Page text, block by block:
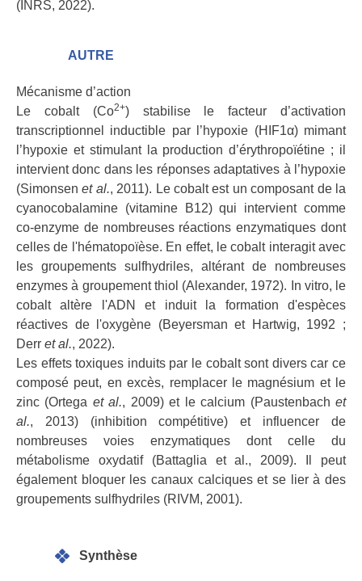
(INRS, 2022).
AUTRE
Mécanisme d’action
Le cobalt (Co2+) stabilise le facteur d’activation
transcriptionnel inductible par l’hypoxie (HIF1α) mimant
l’hypoxie et stimulant la production d’érythropoïétine ; il
intervient donc dans les réponses adaptatives à l’hypoxie
(Simonsenet al., 2011). Le cobalt est un composant de la
cyanocobalamine (vitamine B12) qui intervient comme
co-enzyme de nombreuses réactions enzymatiques dont
celles de l'hématopoïèse. En effet, le cobalt interagit avec
les groupements sulfhydriles, altérant de nombreuses
enzymes à groupement thiol (Alexander, 1972). In vitro, le
cobalt altère l'ADN et induit la formation d'espèces
réactives de l'oxygène (Beyersman et Hartwig, 1992 ;
Derr et al., 2022).
Les effets toxiques induits par le cobalt sont divers car ce
composé peut, en excès, remplacer le magnésium et le
zinc (Ortega et al., 2009) et le calcium (Paustenbachet
al., 2013) (inhibition compétitive) et influencer de
nombreuses voies enzymatiques dont celle du
métabolisme oxydatif (Battaglia et al., 2009). Il peut
également bloquer les canaux calciques et se lier à des
groupements sulfhydriles (RIVM, 2001).
Synthèse